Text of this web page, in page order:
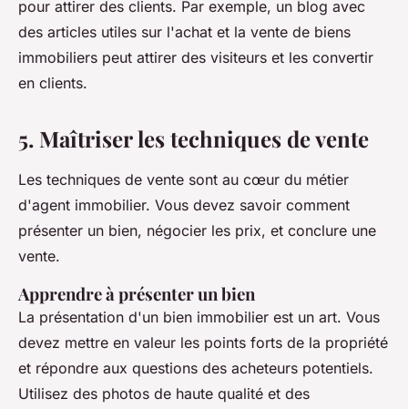
pour attirer des clients. Par exemple, un blog avec
des articles utiles sur l'achat et la vente de biens
immobiliers peut attirer des visiteurs et les convertir
en clients.
5. Maîtriser les techniques de vente
Les techniques de vente sont au cœur du métier
d'agent immobilier. Vous devez savoir comment
présenter un bien, négocier les prix, et conclure une
vente.
Apprendre à présenter un bien
La présentation d'un bien immobilier est un art. Vous
devez mettre en valeur les points forts de la propriété
et répondre aux questions des acheteurs potentiels.
Utilisez des photos de haute qualité et des